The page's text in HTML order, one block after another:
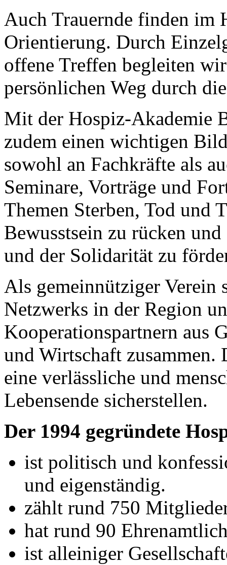
Auch Trauernde finden im
Orientierung. Durch
offene Treffen begleiten
persönlichen Weg durch
Mit der Hospiz-Akademie
zudem einen wichtigen
sowohl an Fachkräfte als
Seminare, Vorträge und
Themen Sterben, Tod und
Bewusstsein zu rücken
und der Solidarität zu
Als gemeinnütziger Verein
Netzwerks in der Region
Kooperationspartnern aus
und Wirtschaft zusammen.
eine verlässliche und
Lebensende sicherstellen.
Der 1994 gegründete
ist politisch und
und eigenständig.
zählt rund 750
hat rund 90
ist alleiniger